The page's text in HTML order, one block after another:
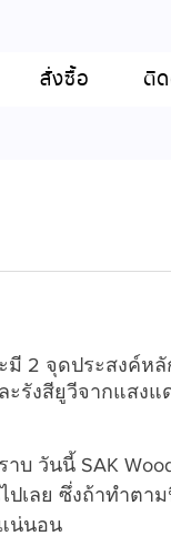
สั่งซื้อ ติ
มี 2 จุดประสงค์ห
ะรังสียูวีจากแสงแ
วันนี้ SAK
ปเลย ซึ่งถ้าทำตา
น่นอน